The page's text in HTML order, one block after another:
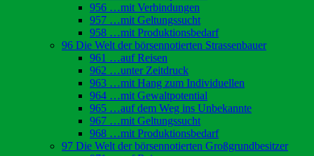
956 …mit Verbindungen
957 …mit Geltungssucht
958 …mit Produktionsbedarf
96 Die Welt der börsennotierten Strassenbauer
961 …auf Reisen
962 …unter Zeitdruck
963 …mit Hang zum Individuellen
964 …mit Gewaltpotential
965 …auf dem Weg ins Unbekannte
967 …mit Geltungssucht
968 …mit Produktionsbedarf
97 Die Welt der börsennotierten Großgrundbesitzer